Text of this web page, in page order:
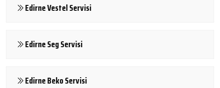
Edirne Vestel Servisi
Edirne Seg Servisi
Edirne Beko Servisi